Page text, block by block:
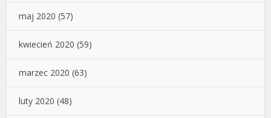
maj 2020 (57)
kwiecień 2020 (59)
marzec 2020 (63)
luty 2020 (48)